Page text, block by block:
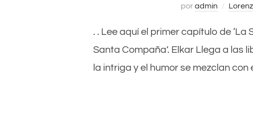
poradmin
. . Lee aquí el primer capítulo de ‘La
Santa Compaña’. Elkar Llega a las
la intriga y el humor se mezclan con